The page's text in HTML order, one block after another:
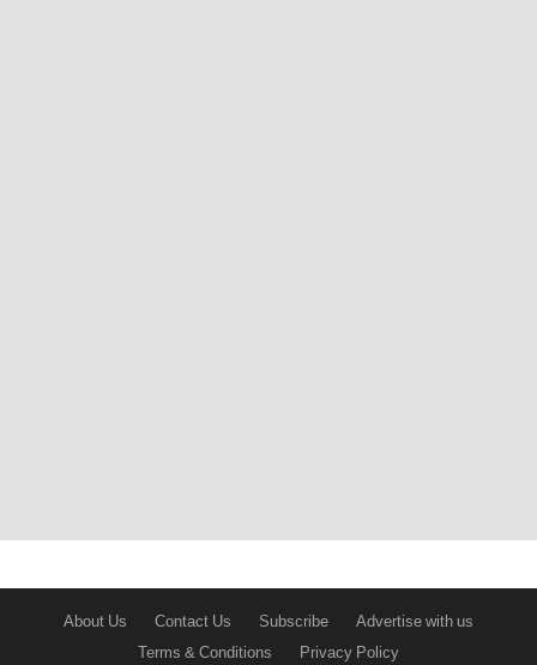
About Us Contact Us Subscribe
Advertise with us
Terms & Conditions
Privacy Policy